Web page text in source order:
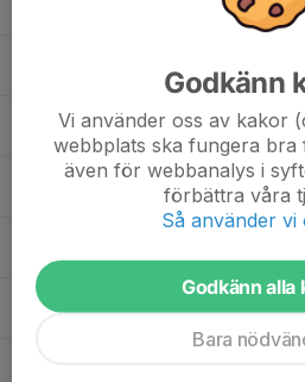
35. Hugo Marklund
40. Viktor Johannesson
51. Jonatan Nielsen
Godkänn
Vi använder oss av kakor
webbplats ska fungera bra
även för webbanalys i
förbättra våra
Så använder vi
Godkänn alla
Bara